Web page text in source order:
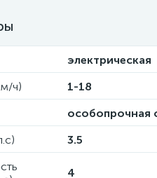
электрическая
ч)
1-18
особопрочная
3.5
4